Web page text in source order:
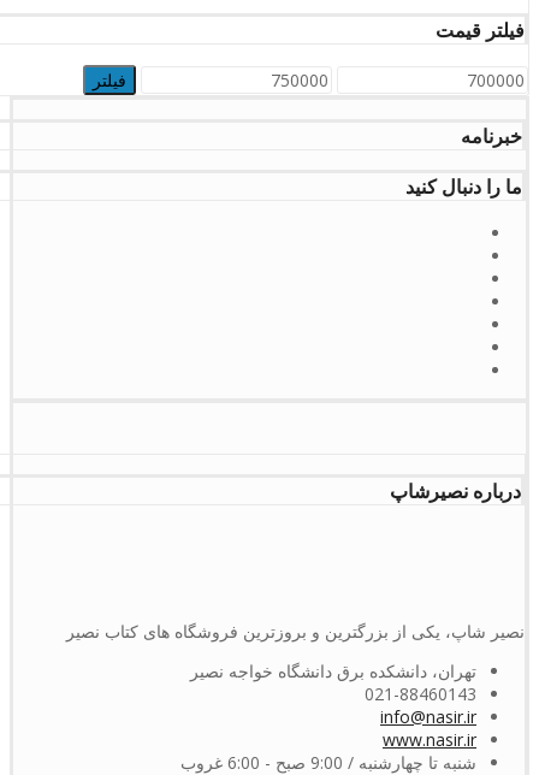
فیلتر قیمت
حداقل
حداکثر
فیلتر
خبرنامه
ما را دنبال کنید
درباره نصیرشاپ
نصیر شاپ، یکی از بزرگترین و بروزترین فروشگاه های کتاب نصیر
تهران، دانشکده برق دانشگاه خواجه نصیر
021-88460143
info@nasir.ir
www.nasir.ir
شنبه تا چهارشنبه / 9:00 صبح - 6:00 غروب